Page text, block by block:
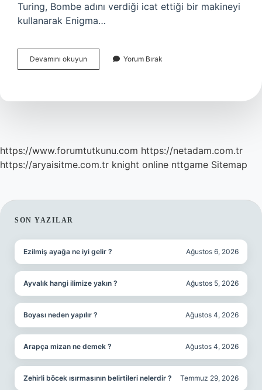
Turing, Bombe adını verdiği icat ettiği bir makineyi
kullanarak Enigma…
Devamını okuyun
Makinesini
Etti
Yorum Bırak
https://www.forumtutkunu.com https://netadam.com.tr
https://aryaisitme.com.tr knight online nttgame Sitemap
SIDEBAR
SON YAZILAR
Ezilmiş ayağa ne iyi gelir ? Ağustos 6, 2026
Ayvalık hangi ilimize yakın ? Ağustos 5, 2026
Boyası neden yapılır ? Ağustos 4, 2026
Arapça mizan ne demek ? Ağustos 4, 2026
Zehirli böcek ısırmasının belirtileri nelerdir ? Temmuz 29, 2026